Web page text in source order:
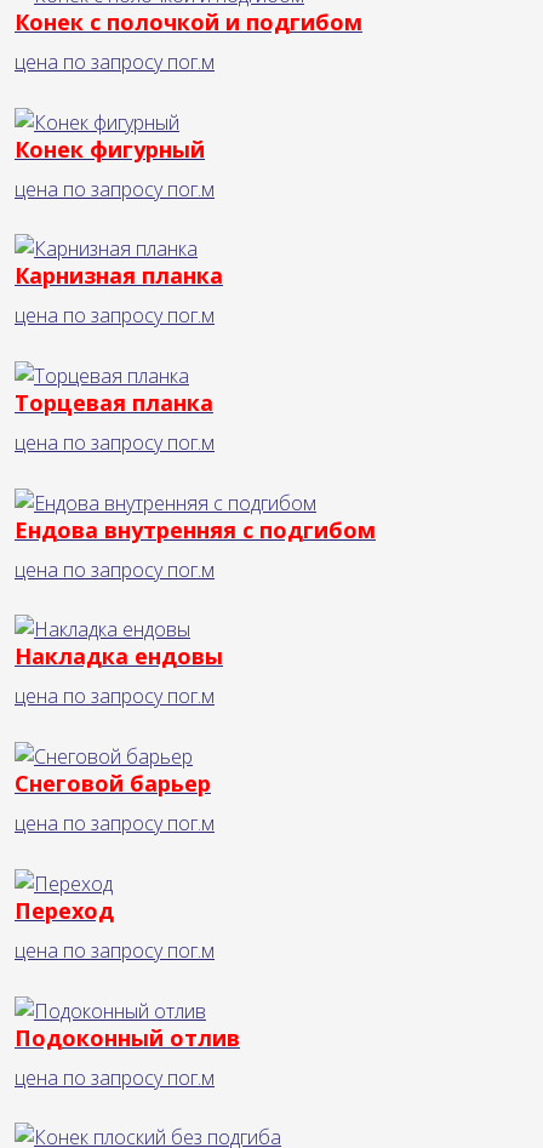
Конек с полочкой и подгибом
цена по запросу пог.м
Конек фигурный
цена по запросу пог.м
Карнизная планка
цена по запросу пог.м
Торцевая планка
цена по запросу пог.м
Ендова внутренняя с подгибом
цена по запросу пог.м
Накладка ендовы
цена по запросу пог.м
Снеговой барьер
цена по запросу пог.м
Переход
цена по запросу пог.м
Подоконный отлив
цена по запросу пог.м